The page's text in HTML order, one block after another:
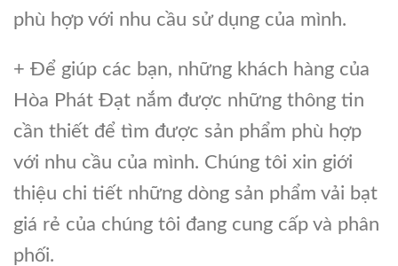
phù hợp với nhu cầu sử dụng của mình.
+ Để giúp các bạn, những khách hàng của
Hòa Phát Đạt nắm được những thông tin
cần thiết để tìm được sản phẩm phù hợp
với nhu cầu của mình. Chúng tôi xin giới
thiệu chi tiết những dòng sản phẩm vải bạt
giá rẻ của chúng tôi đang cung cấp và phân
phối.